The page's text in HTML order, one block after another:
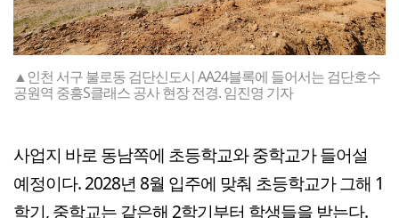
▲인천 서구 불로동 검단신도시 AA24블록에 들어서는 검단호수
공원역 중흥S클래스 공사 현장 전경. 임진영 기자
사업지 바로 동남쪽에 초등학교와 중학교가 들어설
예정이다. 2028년 8월 입주에 맞춰 초등학교가 그해 1
학기, 중학교는 같은해 2학기부터 학생들을 받는다.